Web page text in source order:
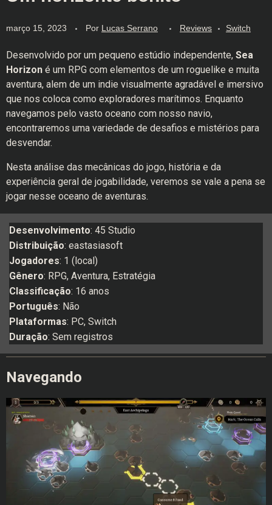
março 15, 2023 Por Lucas Serrano Reviews Switch
Desenvolvido por um pequeno estúdio independente, Sea
Horizon é um RPG com elementos de um roguelike e muita
aventura, alem de um indie visualmente agradável e imersivo
que nos coloca como exploradores marítimos. Enquanto
navegamos pelo vasto oceano com nosso navio,
encontraremos uma variedade de desafios e mistérios para
desvendar.
Nesta análise das mecânicas do jogo, história e da
experiência geral de jogabilidade, veremos se vale a pena se
jogar nesse oceano de aventuras.
Desenvolvimento: 45 Studio
Distribuição: eastasiasoft
Jogadores: 1 (local)
Gênero: RPG, Aventura, Estratégia
Classificação: 16 anos
Português: Não
Plataformas: PC, Switch
Duração: Sem registros
Navegando